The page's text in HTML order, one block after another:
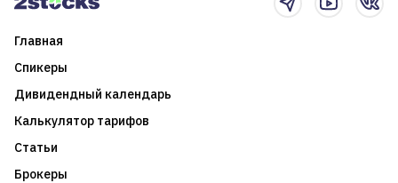
Главная
Спикеры
Дивидендный календарь
Калькулятор тарифов
Статьи
Брокеры